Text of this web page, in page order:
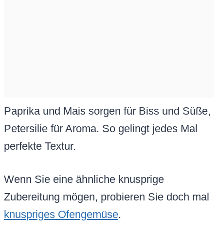
Paprika und Mais sorgen für Biss und Süße,
Petersilie für Aroma. So gelingt jedes Mal
perfekte Textur.
Wenn Sie eine ähnliche knusprige
Zubereitung mögen, probieren Sie doch mal
knuspriges Ofengemüse.